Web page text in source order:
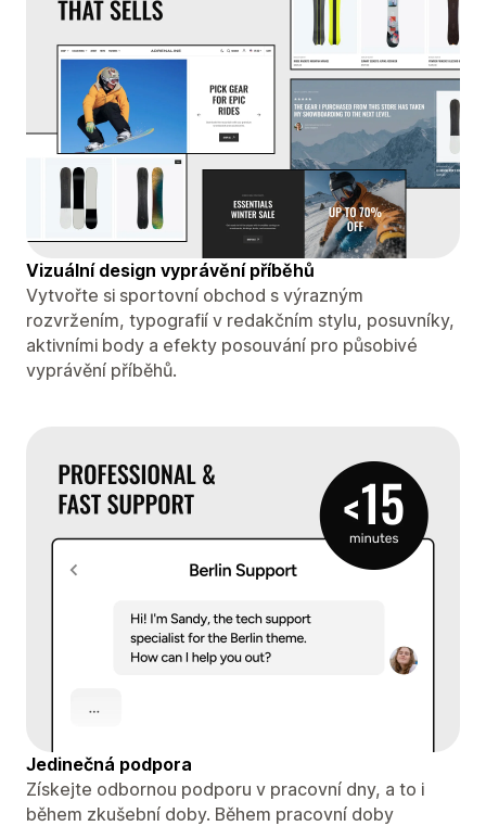
Vizuální design vyprávění příběhů
Vytvořte si sportovní obchod s výrazným
rozvržením, typografií v redakčním stylu, posuvníky,
aktivními body a efekty posouvání pro působivé
vyprávění příběhů.
Jedinečná podpora
Získejte odbornou podporu v pracovní dny, a to i
během zkušební doby. Během pracovní doby